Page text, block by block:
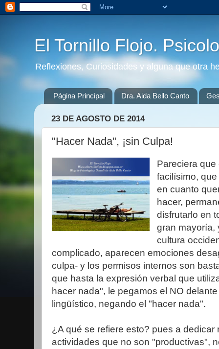
El Tornillo Flojo.
Reflexiones, Curiosidades y alguna que otra
Página Principal Dra. Aida Bello Canto
23 DE AGOSTO DE 2014
"Hacer Nada", ¡sin Culpa!
Pareciera
facilísimo,
en cuanto
hacer,
disfrutarlo en
gran mayoría,
cultura
complicado, aparecen emociones
culpa- y los permisos internos son
que hasta la expresión verbal que
hacer nada", le pegamos el NO
lingüístico, negando el "hacer nada".
¿A qué se refiere esto? pues a dedicar
actividades que no son "productivas",